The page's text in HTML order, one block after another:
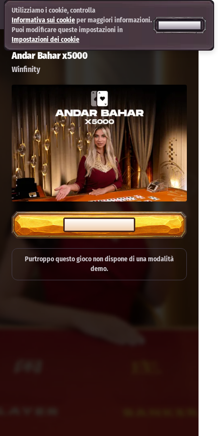
Andar Bahar x5000
Winfinity
GIOCA SUL SERIO
Purtroppo questo gioco non dispone di una modalità
demo.
Utilizziamo i cookie, controlla
Informativa sui cookieper maggiori informazioni.
Puoi modificare queste impostazioni in
Impostazioni dei cookie
ACCETTA TUTTI